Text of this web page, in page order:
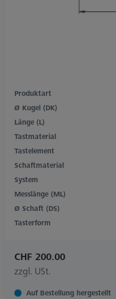
Produktart
Ø Kugel (DK)
Länge (L)
Tastmaterial
Tastelement
Schaftmaterial
System
Messlänge (ML)
Ø Schaft (DS)
Tasterform
CHF 200.00
zzgl. USt.
Auf Bestellung hergestellt